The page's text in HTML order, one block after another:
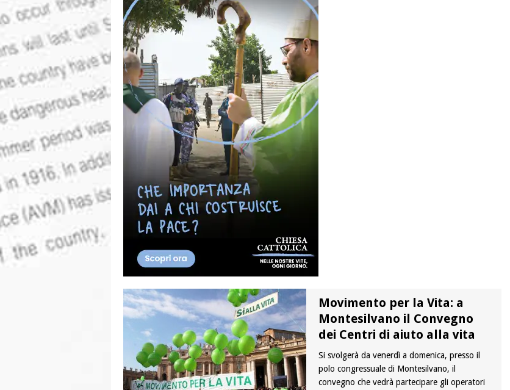
Movimento per la Vita: a
Montesilvano il Convegno
dei Centri di aiuto alla vita
Si svolgerà da venerdì a domenica, presso il
polo congressuale di Montesilvano, il
convegno che vedrà partecipare gli operatori